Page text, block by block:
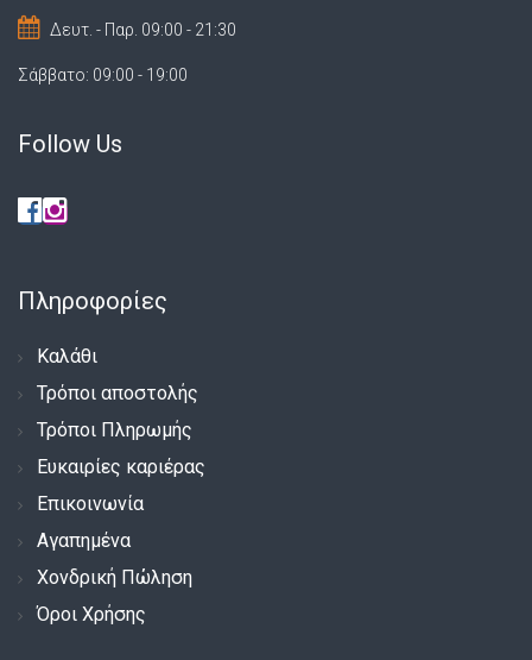
Δευτ. - Παρ. 09:00 - 21:30
Σάββατο: 09:00 - 19:00
Follow Us
Πληροφορίες
Καλάθι
Τρόποι αποστολής
Τρόποι Πληρωμής
Ευκαιρίες καριέρας
Επικοινωνία
Αγαπημένα
Χονδρική Πώληση
Όροι Χρήσης